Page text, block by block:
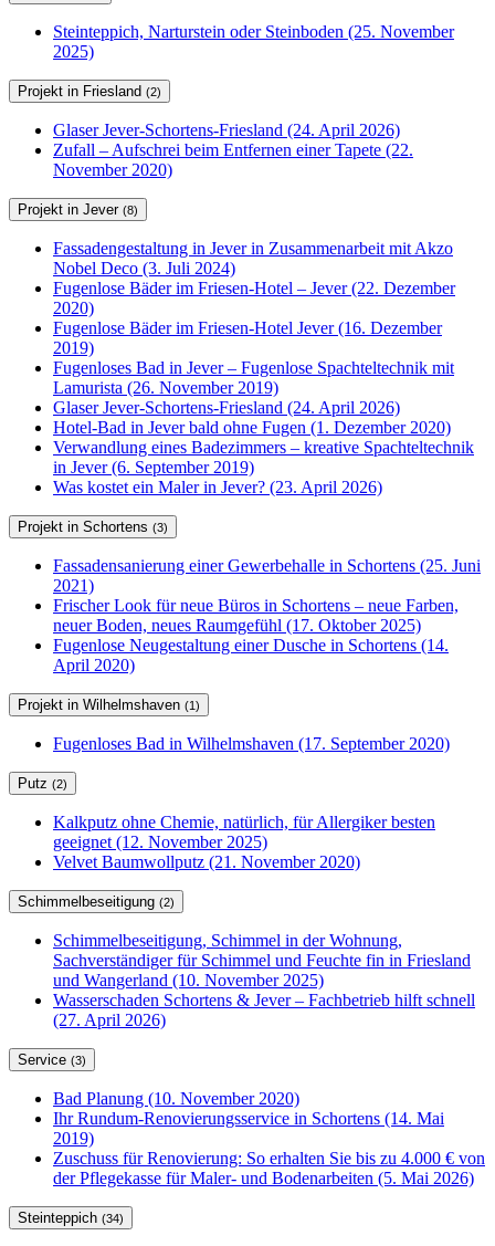
Steinteppich, Narturstein oder Steinboden (25. November
2025)
Projekt in Friesland (2)
Glaser Jever-Schortens-Friesland (24. April 2026)
Zufall – Aufschrei beim Entfernen einer Tapete (22.
November 2020)
Projekt in Jever (8)
Fassadengestaltung in Jever in Zusammenarbeit mit Akzo
Nobel Deco (3. Juli 2024)
Fugenlose Bäder im Friesen-Hotel – Jever (22. Dezember
2020)
Fugenlose Bäder im Friesen-Hotel Jever (16. Dezember
2019)
Fugenloses Bad in Jever – Fugenlose Spachteltechnik mit
Lamurista (26. November 2019)
Glaser Jever-Schortens-Friesland (24. April 2026)
Hotel-Bad in Jever bald ohne Fugen (1. Dezember 2020)
Verwandlung eines Badezimmers – kreative Spachteltechnik
in Jever (6. September 2019)
Was kostet ein Maler in Jever? (23. April 2026)
Projekt in Schortens (3)
Fassadensanierung einer Gewerbehalle in Schortens (25. Juni
2021)
Frischer Look für neue Büros in Schortens – neue Farben,
neuer Boden, neues Raumgefühl (17. Oktober 2025)
Fugenlose Neugestaltung einer Dusche in Schortens (14.
April 2020)
Projekt in Wilhelmshaven (1)
Fugenloses Bad in Wilhelmshaven (17. September 2020)
Putz (2)
Kalkputz ohne Chemie, natürlich, für Allergiker besten
geeignet (12. November 2025)
Velvet Baumwollputz (21. November 2020)
Schimmelbeseitigung (2)
Schimmelbeseitigung, Schimmel in der Wohnung,
Sachverständiger für Schimmel und Feuchte fin in Friesland
und Wangerland (10. November 2025)
Wasserschaden Schortens & Jever – Fachbetrieb hilft schnell
(27. April 2026)
Service (3)
Bad Planung (10. November 2020)
Ihr Rundum-Renovierungsservice in Schortens (14. Mai
2019)
Zuschuss für Renovierung: So erhalten Sie bis zu 4.000 € von
der Pflegekasse für Maler- und Bodenarbeiten (5. Mai 2026)
Steinteppich (34)